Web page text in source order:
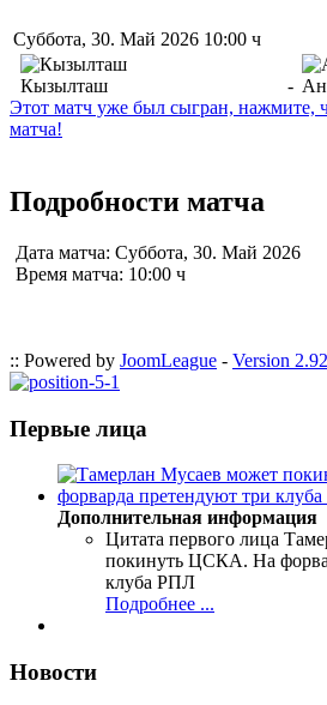
Суббота, 30. Май 2026 10:00 ч
Кызылташ -
Этот матч уже был сыгран, нажмите,
матча!
Подробности матча
Дата матча: Суббота, 30. Май 2026
Время матча: 10:00 ч
:: Powered by JoomLeague - Version
Первые лица
Дополнительная информация
Цитата первого лица
покинуть ЦСКА. На
клуба РПЛ
Подробнее ...
Новости